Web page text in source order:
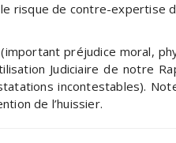
risque de contre-expertise
préjudice moral,
Judiciaire de notre
incontestables).
de l’huissier.